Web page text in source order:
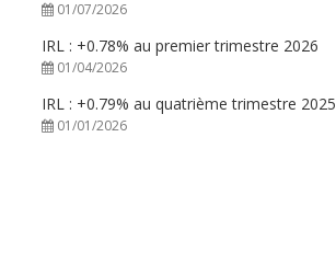
01/07/2026
IRL : +0.78% au premier trimestre 2026
01/04/2026
IRL : +0.79% au quatrième trimestre 2025
01/01/2026